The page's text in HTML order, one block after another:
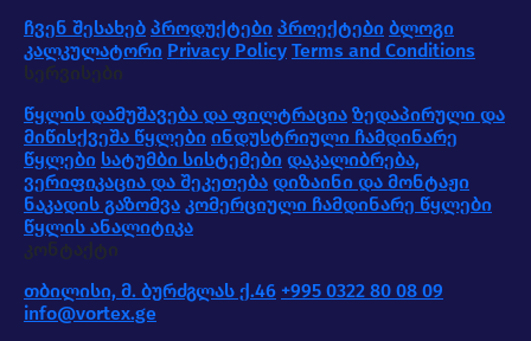
ჩვენ შესახებ პროდუქტები პროექტები ბლოგი
კალკულატორი Privacy Policy Terms and Conditions
სერვისები
წყლის დამუშავება და ფილტრაცია ზედაპირული და
მიწისქვეშა წყლები ინდუსტრიული ჩამდინარე
წყლები სატუმბი სისტემები დაკალიბრება,
ვერიფიკაცია და შეკეთება დიზაინი და მონტაჟი
ნაკადის გაზომვა კომერციული ჩამდინარე წყლები
წყლის ანალიტიკა
კონტაქტი
თბილისი, მ. ბურძგლას ქ.46 +995 0322 80 08 09
info@vortex.ge